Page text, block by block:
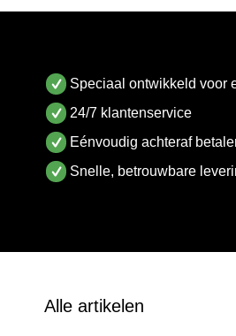
Speciaal ontwikkeld voor
24/7 klantenservice
Eénvoudig achteraf
Snelle, betrouwbare
Alle artikelen